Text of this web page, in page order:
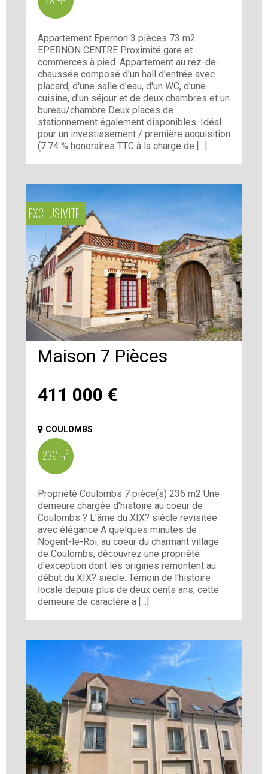
Appartement Epernon 3 pièces 73 m2
EPERNON CENTRE Proximité gare et
commerces à pied. Appartement au rez-de-
chaussée composé d'un hall d'entrée avec
placard, d'une salle d'eau, d'un WC, d'une
cuisine, d'un séjour et de deux chambres et un
bureau/chambre Deux places de
stationnement également disponibles. Idéal
pour un investissement / première acquisition
(7.74 % honoraires TTC à la charge de [...]
EXCLUSIVITÉ
411 000 €
Maison 7 Pièces
COULOMBS
236 m²
Propriété Coulombs 7 pièce(s) 236 m2 Une
demeure chargée d'histoire au coeur de
Coulombs ? L'âme du XIX? siècle revisitée
avec élégance A quelques minutes de
Nogent-le-Roi, au coeur du charmant village
de Coulombs, découvrez une propriété
d'exception dont les origines remontent au
début du XIX? siècle. Témoin de l'histoire
locale depuis plus de deux cents ans, cette
demeure de caractère a [...]